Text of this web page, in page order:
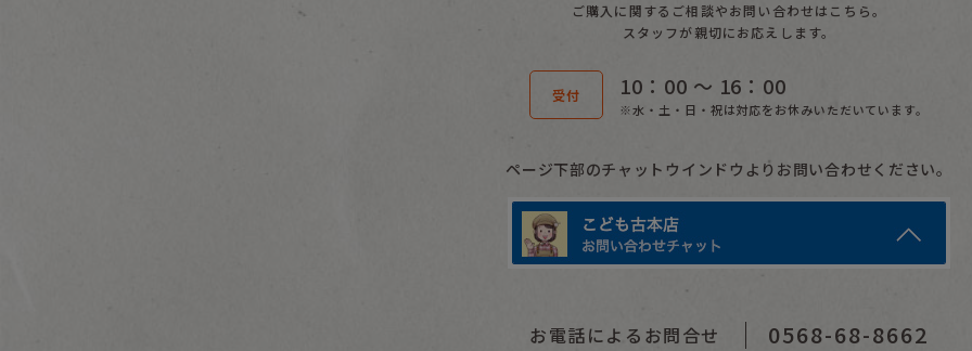
ご購入に関するご相談やお問い合わせはこちら。
スタッフが親切にお応えします。
受付 10：00 〜 16：00
※水・土・日・祝は対応をお休みいただいています。
ページ下部のチャットウインドウよりお問い合わせください。
お電話によるお問合せ 0568-68-8662